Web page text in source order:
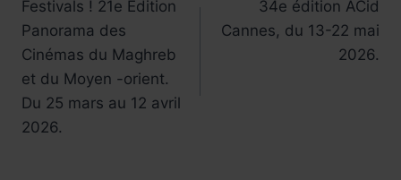
de
l’article
Festivals ! 21e Édition
Panorama des
Cinémas du Maghreb
et du Moyen -orient.
Du 25 mars au 12 avril
2026.
34e édition ACid
Cannes, du 13-22 mai
2026.